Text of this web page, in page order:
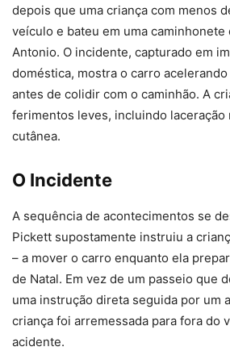
depois que uma criança com menos
veículo e bateu em uma caminhonete
Antonio. O incidente, capturado em
doméstica, mostra o carro
antes de colidir com o caminhão. A
ferimentos leves, incluindo laceração
cutânea.
O Incidente
A sequência de acontecimentos se
Pickett supostamente instruiu a
– a mover o carro enquanto ela
de Natal. Em vez de um passeio que
uma instrução direta seguida por um
criança foi arremessada para fora do
acidente.